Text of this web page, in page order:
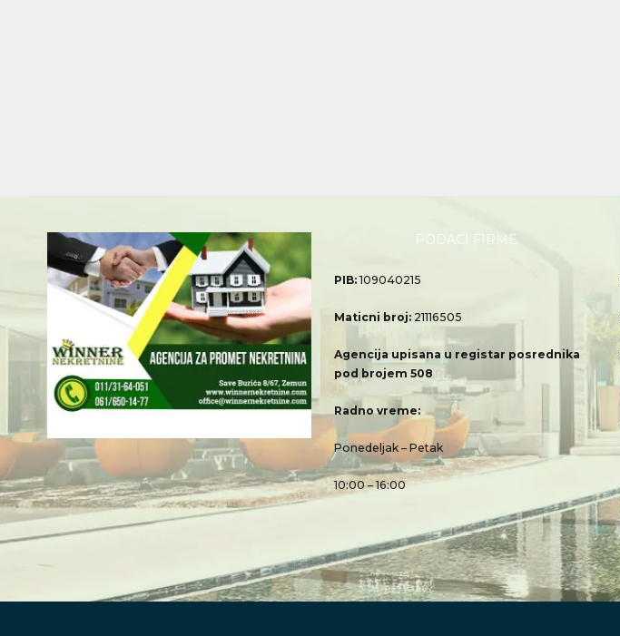
PODACI FIRME
PIB:109040215
Maticni broj: 21116505
Agencija upisana u registar posrednika
pod brojem 508
Radno vreme:
Ponedeljak – Petak
10:00 – 16:00